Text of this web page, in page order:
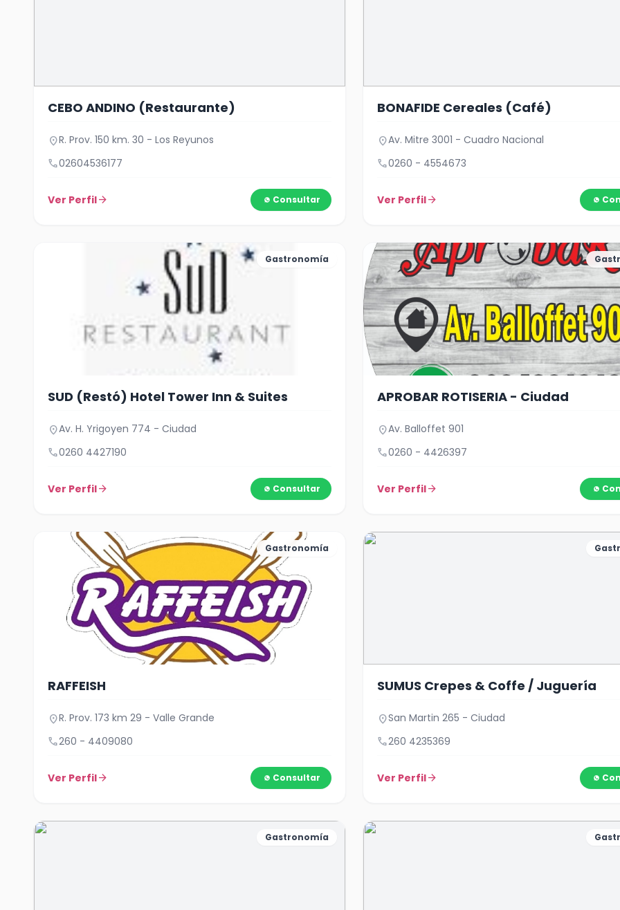
CEBO ANDINO (Restaurante)
location_onR. Prov. 150 km. 30 - Los Reyunos
call02604536177
Ver Perfilarrow_forward Consultar
BONAFIDE Cereales (Café)
location_onAv. Mitre 3001 - Cuadro Nacional
call0260 - 4554673
Ver Perfilarrow_forward
Gastronomía
SUD (Restó) Hotel Tower Inn & Suites
location_onAv. H. Yrigoyen 774 - Ciudad
call0260 4427190
Ver Perfilarrow_forward Consultar
APROBAR ROTISERIA - Ciudad
location_onAv. Balloffet 901
call0260 - 4426397
Ver Perfilarrow_forward
Gastronomía
RAFFEISH
location_onR. Prov. 173 km 29 - Valle Grande
call260 - 4409080
Ver Perfilarrow_forward Consultar
SUMUS Crepes & Coffe / Juguería
location_onSan Martin 265 - Ciudad
call260 4235369
Ver Perfilarrow_forward
Gastronomía